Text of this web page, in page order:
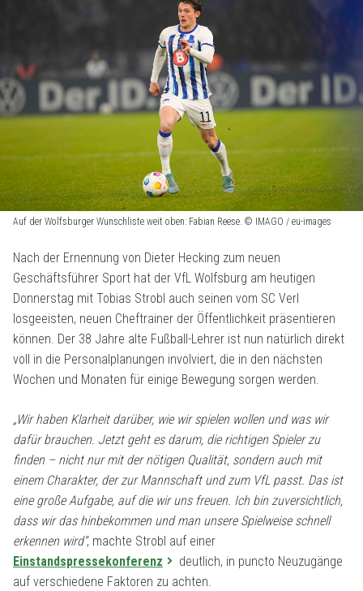
Auf der Wolfsburger Wunschliste weit oben: Fabian Reese. © IMAGO / eu-images
Nach der Ernennung von Dieter Hecking zum neuen
Geschäftsführer Sport hat der VfL Wolfsburg am heutigen
Donnerstag mit Tobias Strobl auch seinen vom SC Verl
losgeeisten, neuen Cheftrainer der Öffentlichkeit präsentieren
können. Der 38 Jahre alte Fußball-Lehrer ist nun natürlich direkt
voll in die Personalplanungen involviert, die in den nächsten
Wochen und Monaten für einige Bewegung sorgen werden.
„Wir haben Klarheit darüber, wie wir spielen wollen und was wir
dafür brauchen. Jetzt geht es darum, die richtigen Spieler zu
finden – nicht nur mit der nötigen Qualität, sondern auch mit
einem Charakter, der zur Mannschaft und zum VfL passt. Das ist
eine große Aufgabe, auf die wir uns freuen. Ich bin zuversichtlich,
dass wir das hinbekommen und man unsere Spielweise schnell
erkennen wird“, machte Strobl auf einer
Einstandspressekonferenz
deutlich, in puncto Neuzugänge
auf verschiedene Faktoren zu achten.